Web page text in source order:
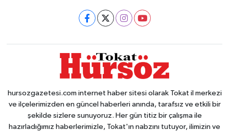
hursozgazetesi.com internet haber sitesi olarak Tokat il merkezi
ve ilçelerimizden en güncel haberleri anında, tarafsız ve etkili bir
şekilde sizlere sunuyoruz. Her gün titiz bir çalışma ile
hazırladığımız haberlerimizle, Tokat'ın nabzını tutuyor, ilimizin ve